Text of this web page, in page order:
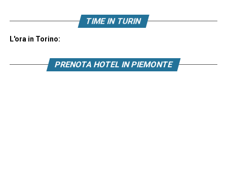
TIME IN TURIN
L'ora in Torino:
PRENOTA HOTEL IN PIEMONTE